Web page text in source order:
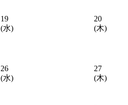
19
(水)
20
(木)
26
(水)
27
(木)